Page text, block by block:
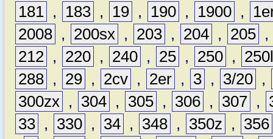
181 , 183 , 19 , 190 , 1900 ,
2008 , 200sx , 203 , 204 , 205 ,
212 , 220 , 240 , 25 , 250 ,
288 , 29 , 2cv , 2er , 3 , 3/20 ,
300zx , 304 , 305 , 306 , 307 ,
33 , 330 , 34 , 348 , 350z ,
356